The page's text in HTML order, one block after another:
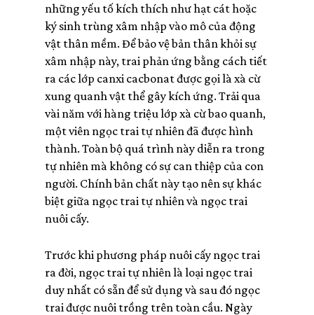
những yếu tố kích thích như hạt cát hoặc
ký sinh trùng xâm nhập vào mô của động
vật thân mềm. Để bảo vệ bản thân khỏi sự
xâm nhập này, trai phản ứng bằng cách tiết
ra các lớp canxi cacbonat được gọi là xà cừ
xung quanh vật thể gây kích ứng. Trải qua
vài năm với hàng triệu lớp xà cừ bao quanh,
một viên ngọc trai tự nhiên đã được hình
thành. Toàn bộ quá trình này diễn ra trong
tự nhiên mà không có sự can thiệp của con
người. Chính bản chất này tạo nên sự khác
biệt giữa ngọc trai tự nhiên và ngọc trai
nuôi cấy.
Trước khi phương pháp nuôi cấy ngọc trai
ra đời, ngọc trai tự nhiên là loại ngọc trai
duy nhất có sẵn để sử dụng và sau đó ngọc
trai được nuôi trồng trên toàn cầu. Ngày